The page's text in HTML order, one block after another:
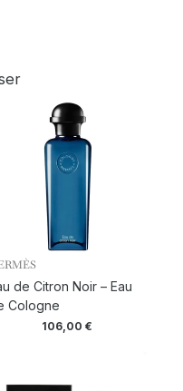
de Citron Noir – Eau
Cologne
106,00€